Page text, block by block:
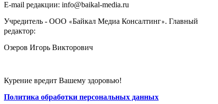
E-mail редакции: info@baikal-media.ru
Учредитель - ООО «Байкал Медиа Консалтинг». Главный
редактор:
Озеров Игорь Викторович
Курение вредит Вашему здоровью!
Политика обработки персональных данных